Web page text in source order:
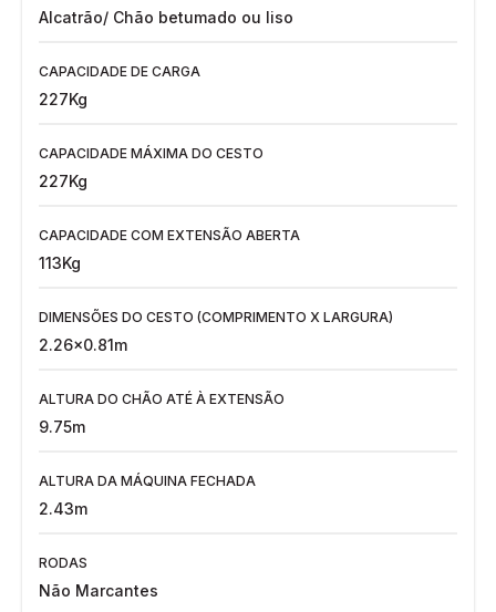
Alcatrão/ Chão betumado ou liso
CAPACIDADE DE CARGA
227Kg
CAPACIDADE MÁXIMA DO CESTO
227Kg
CAPACIDADE COM EXTENSÃO ABERTA
113Kg
DIMENSÕES DO CESTO (COMPRIMENTO X LARGURA)
2.26x0.81m
ALTURA DO CHÃO ATÉ À EXTENSÃO
9.75m
ALTURA DA MÁQUINA FECHADA
2.43m
RODAS
Não Marcantes